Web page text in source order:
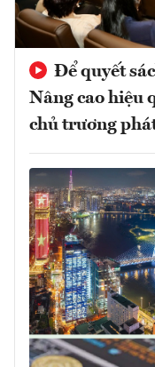
Để quyết
Nâng cao hiệu
chủ trương